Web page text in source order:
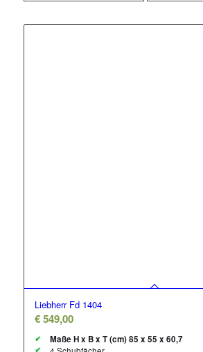
Liebherr Fd 1404
€549,00
Maße H x B x T (cm) 85 x 55 x 60,7